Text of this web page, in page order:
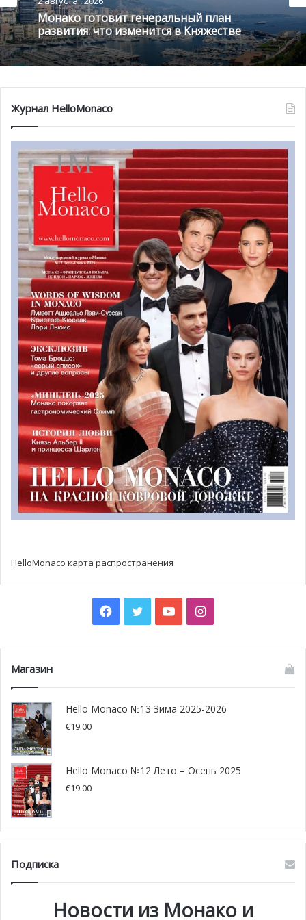
которых были замечены Моника Белуччи, известный
мастер велоспорта Кристофер Фрум, а такжепринцесса
Шарлени многие другие.
Если в прошлом году бал проходил достаточно
сдержанно, в связи страгическим событием на
Английской набережной в Ницце
, то этот год, по словам
арт-директора SBM Жана-Рене Паласио, стал
«исключительно музыкальным». И правда, программа,
подобранная Паласио, насчитывала внушительное
количество выступлений: «Christine and the Queens»
продемонстрировали яркое звуковое и визуальное шоу,
южно-африканская рок-группа «Just Jinjer» выступала в
Монако впервые, а кантри-квартет «Fading June»
заставил всех гостей пуститься в пляс.
Неудивительно, что гала-вечер Красного Креста Монако
стал балом года для Monte-Carlo SBM!
Монако готовит генеральный план
развития: что изменится в Княжестве
Журнал HelloMonaco
HelloMonaco карта распространения
Facebook
TwitterYouTubeInstagram
Магазин
Hello Monaco №13 Зима 2025-2026
€19.00
Hello Monaco №12 Лето – Осень 2025
€19.00
Подписка
Новости из Монако и